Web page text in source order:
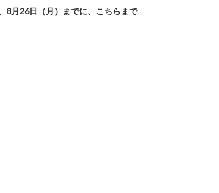
8月26日（月）までに、こちらまで